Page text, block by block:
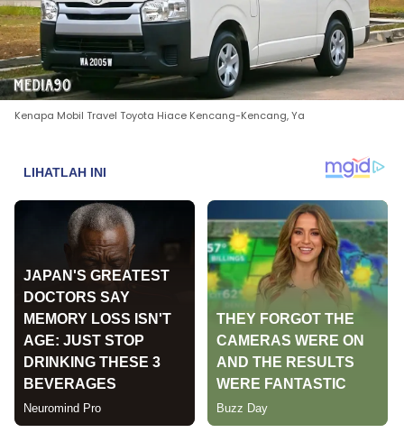
Kenapa Mobil Travel Toyota Hiace Kencang-Kencang, Ya